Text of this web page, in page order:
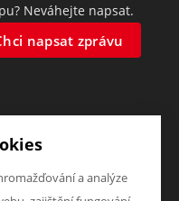
Neváhejte napsat.
napsat zprávu
a analýze